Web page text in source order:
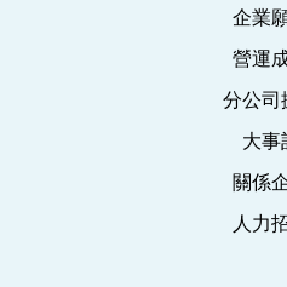
企業
營運
分公司
大事
關係
人力